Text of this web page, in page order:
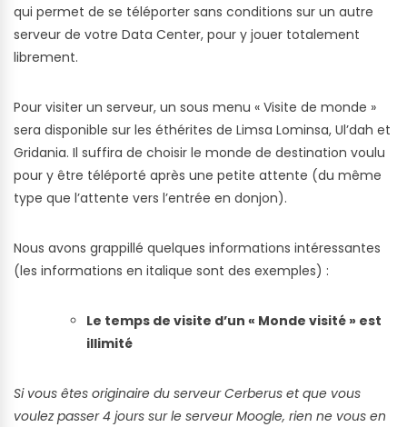
qui permet de se téléporter sans conditions sur un autre
serveur de votre Data Center, pour y jouer totalement
librement.
Pour visiter un serveur, un sous menu « Visite de monde »
sera disponible sur les éthérites de Limsa Lominsa, Ul’dah et
Gridania. Il suffira de choisir le monde de destination voulu
pour y être téléporté après une petite attente (du même
type que l’attente vers l’entrée en donjon).
Nous avons grappillé quelques informations intéressantes
(les informations en italique sont des exemples) :
Le temps de visite d’un « Monde visité » est
illimité
Si vous êtes originaire du serveur Cerberus et que vous
voulez passer 4 jours sur le serveur Moogle, rien ne vous en